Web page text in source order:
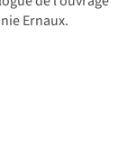
Ernaux.